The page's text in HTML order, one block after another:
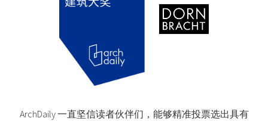
ArchDaily 一直坚信读者伙伴们，能够精准投票选出具有